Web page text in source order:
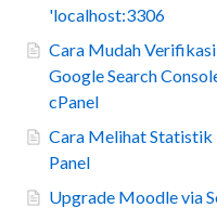
'localhost:3306
Cara Mudah
Google Search
cPanel
Cara Melihat Statistik
Panel
Upgrade Moodle via